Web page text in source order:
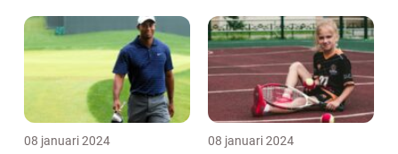
08 januari 2024 08 januari 2024